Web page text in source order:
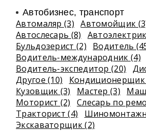
Автобизнес, транспорт
Автомаляр (3)
Автомойщик
Автослесарь (8)
Бульдозерист (2)
Водитель
Водитель-международник (4)
Водитель-экспедитор (20)
Другое (10)
Кондиционерщик
Кузовщик (3)
Мастер (3)
Моторист (2)
Слесарь по
Тракторист (4)
Экскаваторщик (2)